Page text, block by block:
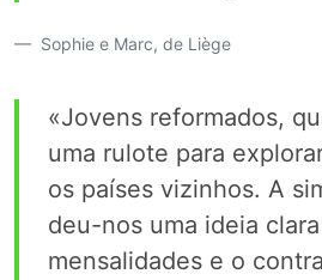
Sophie e Marc, de Liège
«Jovens reformados,
uma rulote para
os países vizinhos. A
deu-nos uma ideia
mensalidades e o